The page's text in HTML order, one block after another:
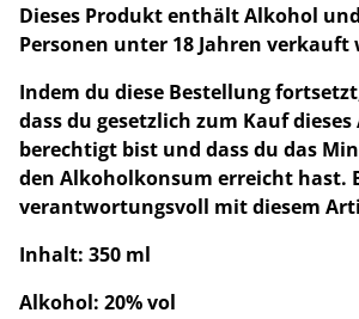
Dieses Produkt enthält Alkohol
Personen unter 18 Jahren verkauft
Indem du diese Bestellung
dass du gesetzlich zum Kauf
berechtigt bist und dass du das
den Alkoholkonsum erreicht hast.
verantwortungsvoll mit diesem
Inhalt: 350 ml
Alkohol: 20% vol